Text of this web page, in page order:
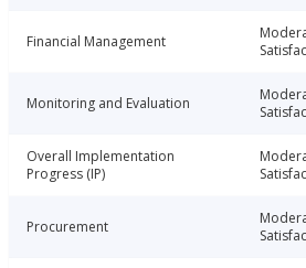
Financial Management
Monitoring and Evaluation
Overall Implementation
Progress (IP)
Procurement